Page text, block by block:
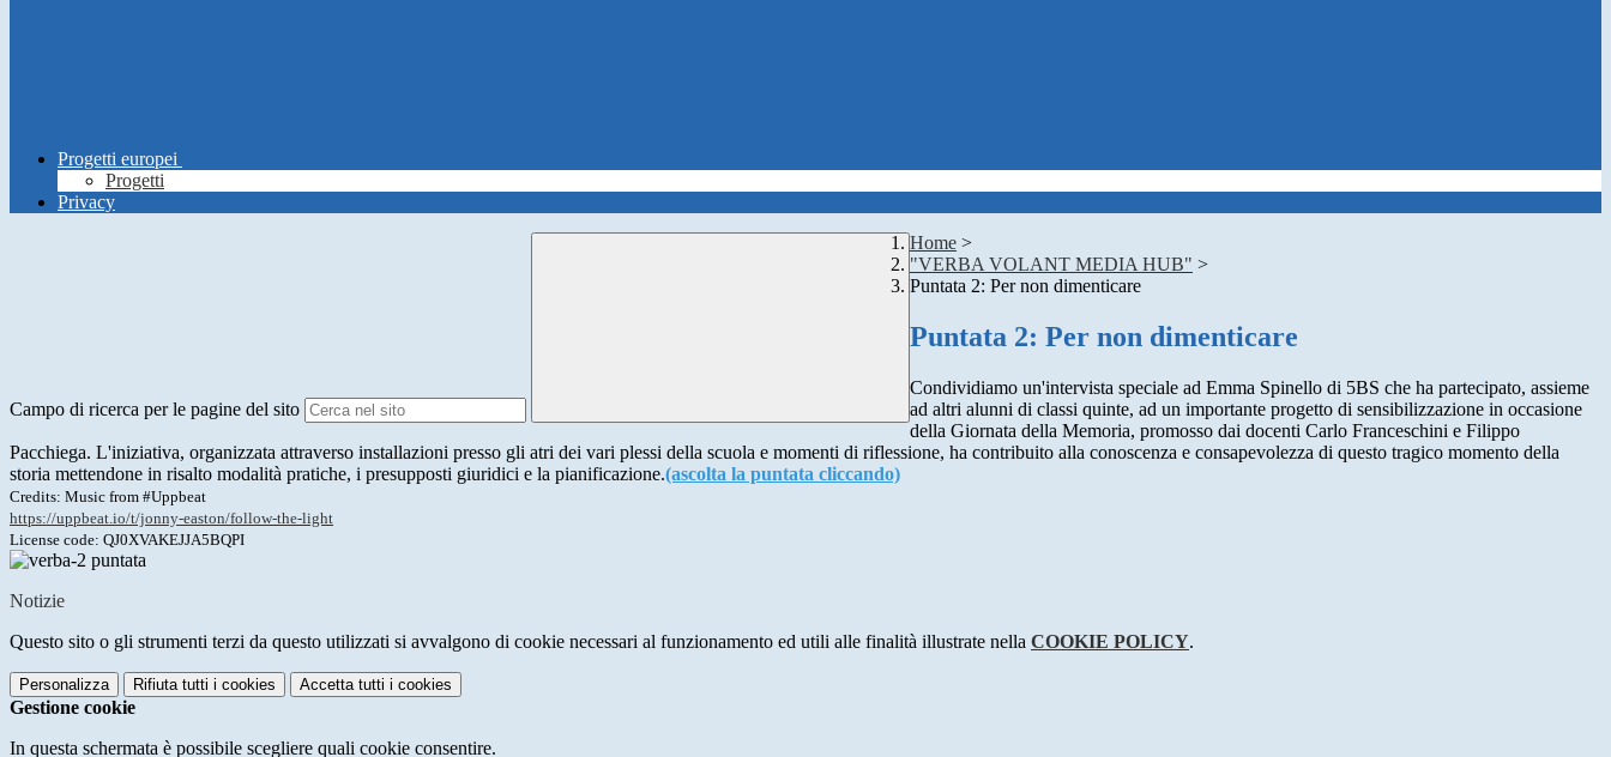
Progetti europei
Progetti
Privacy
Campo di ricerca per le pagine del sito
Home >
"VERBA VOLANT MEDIA HUB" >
Puntata 2: Per non dimenticare
Puntata 2: Per non dimenticare
Condividiamo un'intervista speciale ad Emma Spinello di 5BS che ha partecipato, assieme
ad altri alunni di classi quinte, ad un importante progetto di sensibilizzazione in occasione
della Giornata della Memoria, promosso dai docenti Carlo Franceschini e Filippo
Pacchiega. L'iniziativa, organizzata attraverso installazioni presso gli atri dei vari plessi della scuola e momenti di riflessione, ha contribuito alla conoscenza e consapevolezza di questo tragico momento della
storia mettendone in risalto modalità pratiche, i presupposti giuridici e la pianificazione.(ascolta la puntata cliccando)
Credits: Music from #Uppbeat
https://uppbeat.io/t/jonny-easton/follow-the-light
License code: QJ0XVAKEJJA5BQPI
Notizie
Questo sito o gli strumenti terzi da questo utilizzati si avvalgono di cookie necessari al funzionamento ed utili alle finalità illustrate nella COOKIE POLICY.
Personalizza Rifiuta tutti i cookies Accetta tutti i cookies
Gestione cookie
In questa schermata è possibile scegliere quali cookie consentire.